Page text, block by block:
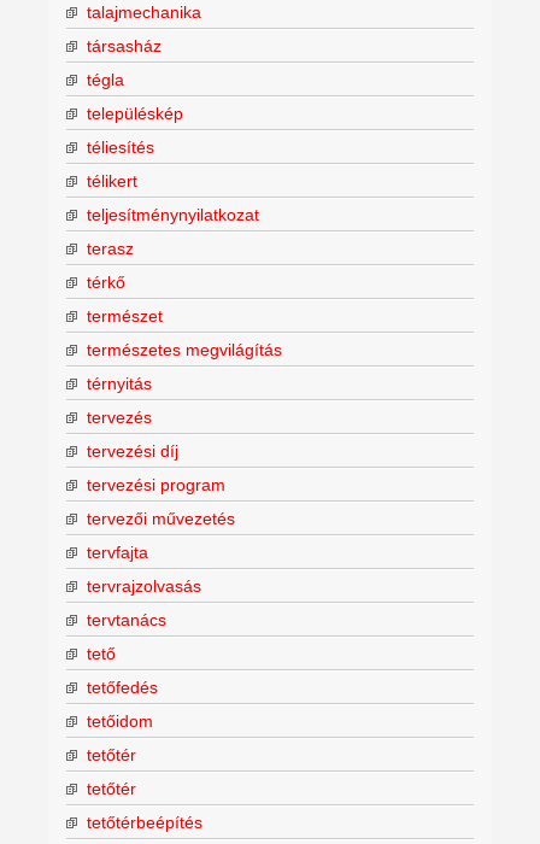
talajmechanika
társasház
tégla
településkép
téliesítés
télikert
teljesítménynyilatkozat
terasz
térkő
természet
természetes megvilágítás
térnyitás
tervezés
tervezési díj
tervezési program
tervezői művezetés
tervfajta
tervrajzolvasás
tervtanács
tető
tetőfedés
tetőidom
tetőtér
tetőtér
tetőtérbeépítés